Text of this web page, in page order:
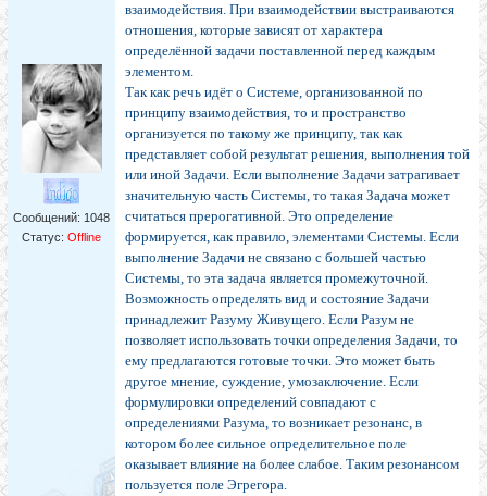
Сообщений: 1048
Статус: Offline
взаимодействия. При взаимодействии выстраиваются
отношения, которые зависят от характера
определённой задачи поставленной перед каждым
элементом.
Так как речь идёт о Системе, организованной по
принципу взаимодействия, то и пространство
организуется по такому же принципу, так как
представляет собой результат решения, выполнения той
или иной Задачи. Если выполнение Задачи затрагивает
значительную часть Системы, то такая Задача может
считаться прерогативной. Это определение
формируется, как правило, элементами Системы. Если
выполнение Задачи не связано с большей частью
Системы, то эта задача является промежуточной.
Возможность определять вид и состояние Задачи
принадлежит Разуму Живущего. Если Разум не
позволяет использовать точки определения Задачи, то
ему предлагаются готовые точки. Это может быть
другое мнение, суждение, умозаключение. Если
формулировки определений совпадают с
определениями Разума, то возникает резонанс, в
котором более сильное определительное поле
оказывает влияние на более слабое. Таким резонансом
пользуется поле Эгрегора.